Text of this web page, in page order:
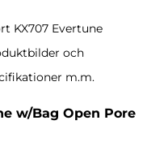
KX707 Evertune
och
m.m.
w/Bag Open Pore